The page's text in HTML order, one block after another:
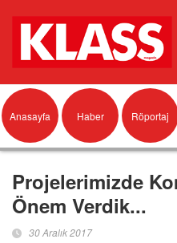
Anasayfa Haber Röportaj
Projelerimizde
Önem Verdik...
30 Aralık 2017